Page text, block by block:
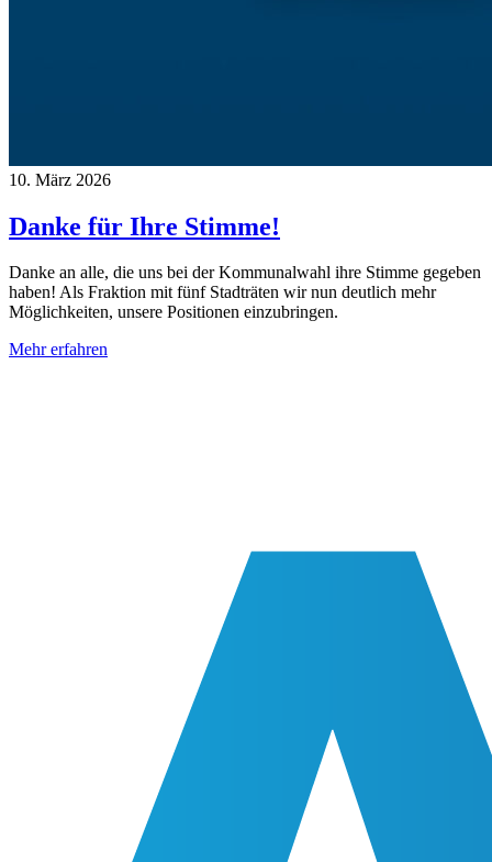
10. März 2026
Danke für Ihre Stimme!
Danke an alle, die uns bei der Kommunalwahl ihre Stimme gegeben
haben! Als Fraktion mit fünf Stadträten wir nun deutlich mehr
Möglichkeiten, unsere Positionen einzubringen.
Mehr erfahren